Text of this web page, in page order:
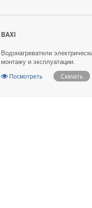
BAXI
Водонагреватели
монтажу и эксплуатации.
Посмотреть Скачать